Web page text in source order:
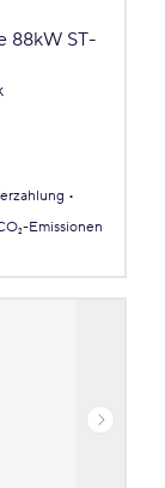
88kW ST-
Emissionen